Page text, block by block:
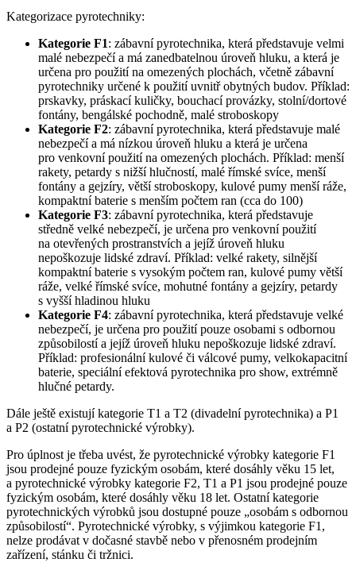
Kategorizace pyrotechniky:
Kategorie F1: zábavní pyrotechnika, která představuje velmi
malé nebezpečí a má zanedbatelnou úroveň hluku, a která je
určena pro použití na omezených plochách, včetně zábavní
pyrotechniky určené k použití uvnitř obytných budov. Příklad:
prskavky, práskací kuličky, bouchací provázky, stolní/dortové
fontány, bengálské pochodně, malé stroboskopy
Kategorie F2: zábavní pyrotechnika, která představuje malé
nebezpečí a má nízkou úroveň hluku a která je určena
pro venkovní použití na omezených plochách. Příklad: menší
rakety, petardy s nižší hlučností, malé římské svíce, menší
fontány a gejzíry, větší stroboskopy, kulové pumy menší ráže,
kompaktní baterie s menším počtem ran (cca do 100)
Kategorie F3: zábavní pyrotechnika, která představuje
středně velké nebezpečí, je určena pro venkovní použití
na otevřených prostranstvích a jejíž úroveň hluku
nepoškozuje lidské zdraví. Příklad: velké rakety, silnější
kompaktní baterie s vysokým počtem ran, kulové pumy větší
ráže, velké římské svíce, mohutné fontány a gejzíry, petardy
s vyšší hladinou hluku
Kategorie F4: zábavní pyrotechnika, která představuje velké
nebezpečí, je určena pro použití pouze osobami s odbornou
způsobilostí a jejíž úroveň hluku nepoškozuje lidské zdraví.
Příklad: profesionální kulové či válcové pumy, velkokapacitní
baterie, speciální efektová pyrotechnika pro show, extrémně
hlučné petardy.
Dále ještě existují kategorie T1 a T2 (divadelní pyrotechnika) a P1
a P2 (ostatní pyrotechnické výrobky).
Pro úplnost je třeba uvést, že pyrotechnické výrobky kategorie F1
jsou prodejné pouze fyzickým osobám, které dosáhly věku 15 let,
a pyrotechnické výrobky kategorie F2, T1 a P1 jsou prodejné pouze
fyzickým osobám, které dosáhly věku 18 let. Ostatní kategorie
pyrotechnických výrobků jsou dostupné pouze „osobám s odbornou
způsobilostí“. Pyrotechnické výrobky, s výjimkou kategorie F1,
nelze prodávat v dočasné stavbě nebo v přenosném prodejním
zařízení, stánku či tržnici.